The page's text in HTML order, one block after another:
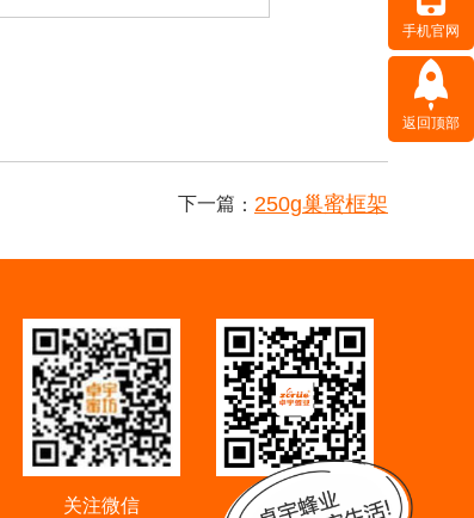
手机官网
返回顶部
下一篇 ： 250g巢蜜框架
手机访问
关注微信